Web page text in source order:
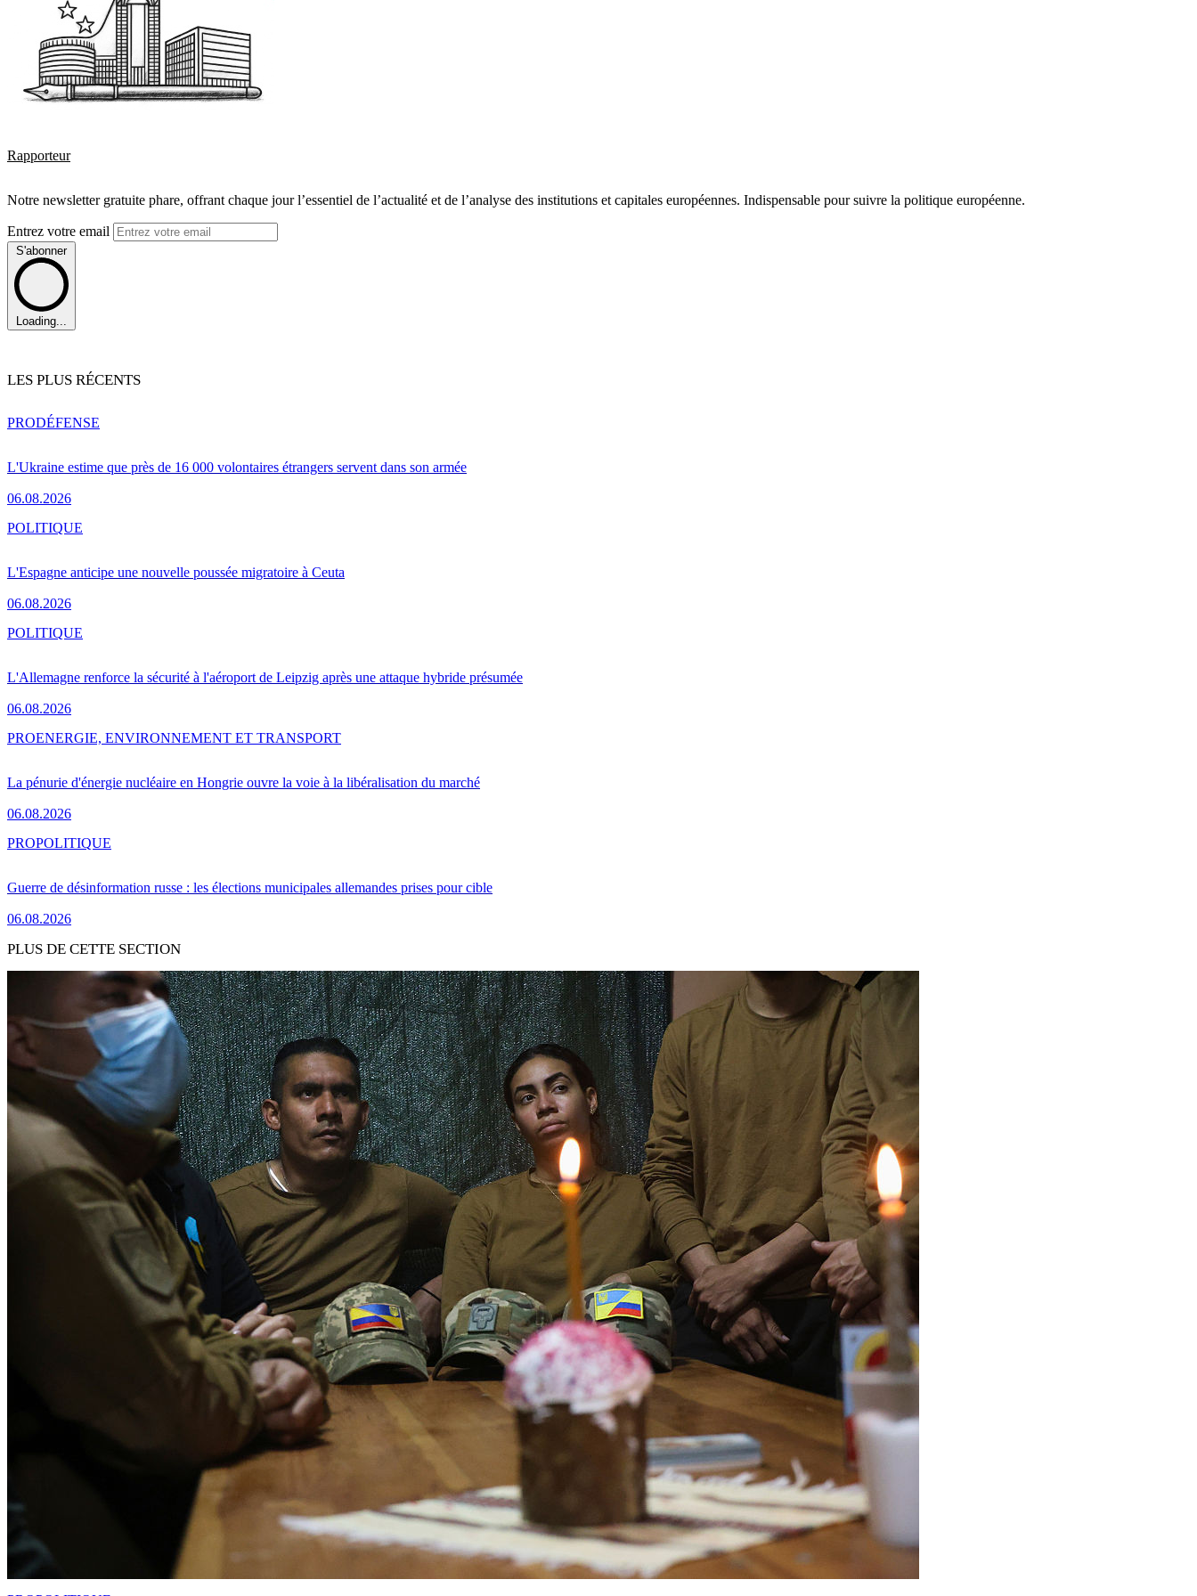
Rapporteur
Notre newsletter gratuite phare, offrant chaque jour l’essentiel de l’actualité et de l’analyse des institutions et capitales européennes. Indispensable pour suivre la politique européenne.
Entrez votre email
S'abonner
Loading...
LES PLUS RÉCENTS
L'Ukraine estime que près de 16 000 volontaires étrangers servent dans son armée
06.08.2026
PRODÉFENSE
L'Espagne anticipe une nouvelle poussée migratoire à Ceuta
06.08.2026
POLITIQUE
L'Allemagne renforce la sécurité à l'aéroport de Leipzig après une attaque hybride présumée
06.08.2026
POLITIQUE
La pénurie d'énergie nucléaire en Hongrie ouvre la voie à la libéralisation du marché
06.08.2026
PROENERGIE, ENVIRONNEMENT ET TRANSPORT
Guerre de désinformation russe : les élections municipales allemandes prises pour cible
06.08.2026
PROPOLITIQUE
PLUS DE CETTE SECTION